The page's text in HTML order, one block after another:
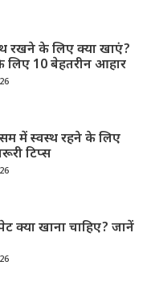
रखने के लिए क्या खाएं?
लिए 10 बेहतरीन आहार
में स्वस्थ रहने के लिए
टिप्स
क्या खाना चाहिए? जानें